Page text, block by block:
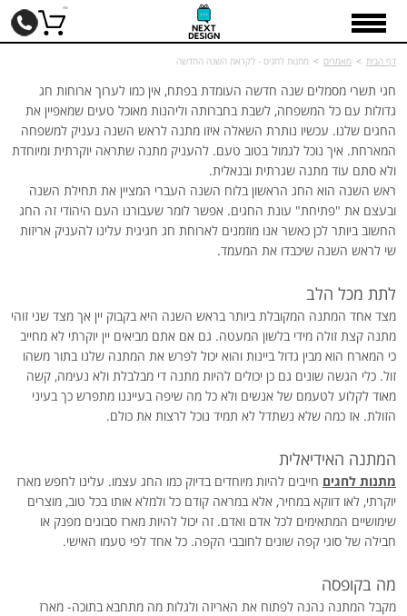
דף הבית > מאמרים > מתנות לחגים - לקראת השנה החדשה
חגי תשרי מסמלים שנה חדשה העומדת בפתח, אין כמו לערוך ארוחות חג
גדולות עם כל המשפחה, לשבת בחברותה וליהנות מאוכל טעים שמאפיין את
החגים שלנו. עכשיו נותרת השאלה איזו מתנה לראש השנה נעניק למשפחה
המארחת. איך נוכל לגמול בטוב טעם. להעניק מתנה שתראה יוקרתית ומיוחדת
ולא סתם עוד מתנה שגרתית ובנאלית.
ראש השנה הוא החג הראשון בלוח השנה העברי המציין את תחילת השנה
ובעצם את "פתיחת" עונת החגים. אפשר לומר שעבורנו העם היהודי זה החג
החשוב ביותר לכן כאשר אנו מוזמנים לארוחת חג חגיגית עלינו להעניק אריזות
שי לראש השנה שיכבדו את המעמד.
לתת מכל הלב
מצד אחד המתנה המקובלת ביותר בראש השנה היא בקבוק יין אך מצד שני זוהי
מתנה קצת זולה מידי בלשון המעטה. גם אם אתם מביאים יין יוקרתי לא מחייב
כי המארח הוא מבין גדול ביינות והוא יכול לפרש את המתנה שלנו בתור משהו
זול. כלי הגשה שונים גם כן יכולים להיות מתנה די מבלבלת ולא נעימה, קשה
מאוד לקלוע לטעמם של אנשים ולא כל מה שיפה בעייננו מתפרש כך בעיני
הזולת. אז כמה שלא נשתדל לא תמיד נוכל לרצות את כולם.
המתנה האידיאלית
מתנות לחגים חייבים להיות מיוחדים בדיוק כמו החג עצמו. עלינו לחפש מארז
יוקרתי, לאו דווקא במחיר, אלא במראה קודם כל ולמלא אותו בכל טוב, מוצרים
שימושיים המתאימים לכל אדם ואדם. זה יכול להיות מארז סבונים מפנק או
חבילה של סוגי קפה שונים לחובבי הקפה. כל אחד לפי טעמו האישי.
מה בקופסה
מקבל המתנה נהנה לפתוח את האריזה ולגלות מה מתחבא בתוכה- מארז